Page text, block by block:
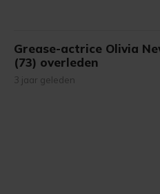
Grease-actrice Olivia
(73) overleden
3 jaar geleden